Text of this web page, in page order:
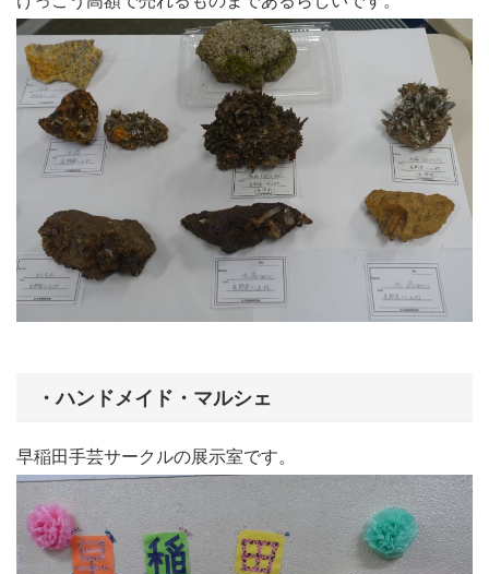
・ハンドメイド・マルシェ
早稲田手芸サークルの展示室です。